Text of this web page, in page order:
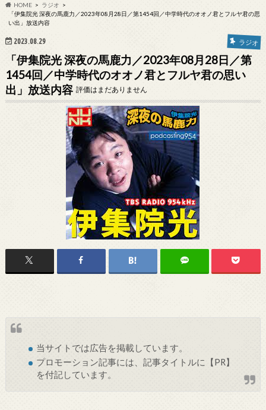
HOME
ラジオ
「伊集院光 深夜の馬鹿力／2023年08月28日／第1454回／中学時代のオオノ君とフルヤ君の思
い出」放送内容
2023.08.29 ラジオ
「伊集院光 深夜の馬鹿力／2023年08月28日／第
1454回／中学時代のオオノ君とフルヤ君の思い
出」放送内容 評価はまだありません
当サイトでは広告を掲載しています。
プロモーション記事には、記事タイトルに【PR】
を付記しています。